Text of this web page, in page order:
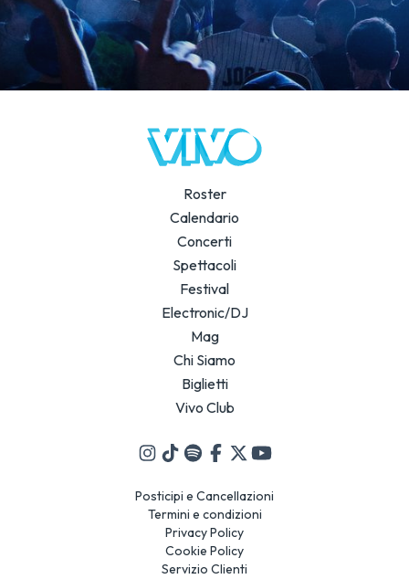
Roster
Calendario
Concerti
Spettacoli
Festival
Electronic/DJ
Mag
Chi Siamo
Biglietti
Vivo Club
Posticipi e Cancellazioni
Termini e condizioni
Privacy Policy
Cookie Policy
Servizio Clienti